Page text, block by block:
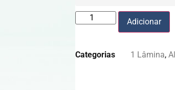
Adicionar
Categorias 1 Lâmina,